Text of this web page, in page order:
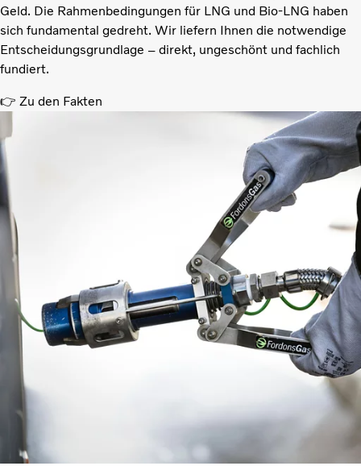
Geld. Die Rahmenbedingungen für LNG und Bio-LNG haben
sich fundamental gedreht. Wir liefern Ihnen die notwendige
Entscheidungsgrundlage – direkt, ungeschönt und fachlich
fundiert.
👉 Zu den Fakten